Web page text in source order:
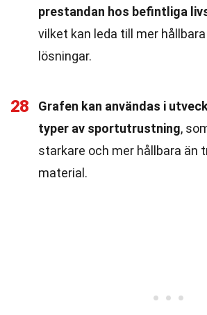
prestandan hos befintliga
vilket kan leda till mer
lösningar.
28
Grafen kan användas i
typer av sportutrustning,
starkare och mer hållbara än
material.